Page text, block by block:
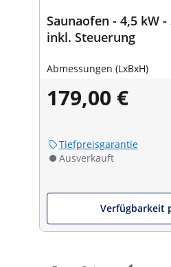
Saunaofen - 4,5 kW -
inkl. Steuerung
Abmessungen (LxBxH)
179,00 €
Tiefpreisgarantie
Ausverkauft
Verfügbarkeit